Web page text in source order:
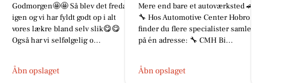
Mere end bare et autoværksted 🚗
🔧 Hos Automotive Center Hobro
finder du flere specialister samlet
på én adresse: 🔧 CMH Bi...
Åbn opslaget
Bag enhver virksomhed står der
mennesker. Derfor tænkte vi, at
det var på tide at fortælle lidt om
manden bag værkstedet. Ki...
Åbn opslaget